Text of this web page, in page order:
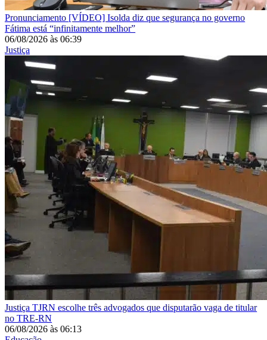
Pronunciamento [VÍDEO] Isolda diz que segurança no governo
Fátima está “infinitamente melhor”
06/08/2026 às 06:39
Justiça
Justiça TJRN escolhe três advogados que disputarão vaga de titular
no TRE-RN
06/08/2026 às 06:13